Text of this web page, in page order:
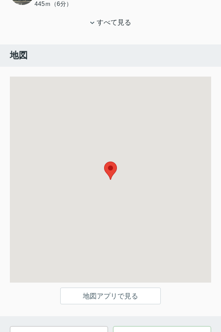
445ｍ（6分）
すべて見る
地図
地図アプリで見る